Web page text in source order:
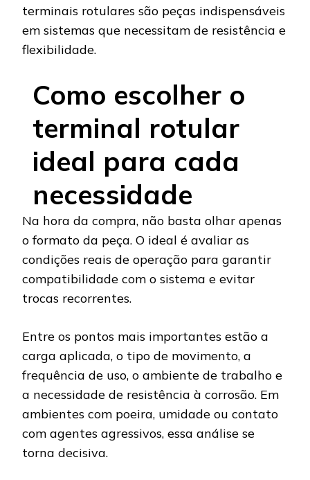
terminais rotulares são peças indispensáveis
em sistemas que necessitam de resistência e
flexibilidade.
Como escolher o
terminal rotular
ideal para cada
necessidade
Na hora da compra, não basta olhar apenas
o formato da peça. O ideal é avaliar as
condições reais de operação para garantir
compatibilidade com o sistema e evitar
trocas recorrentes.
Entre os pontos mais importantes estão a
carga aplicada, o tipo de movimento, a
frequência de uso, o ambiente de trabalho e
a necessidade de resistência à corrosão. Em
ambientes com poeira, umidade ou contato
com agentes agressivos, essa análise se
torna decisiva.